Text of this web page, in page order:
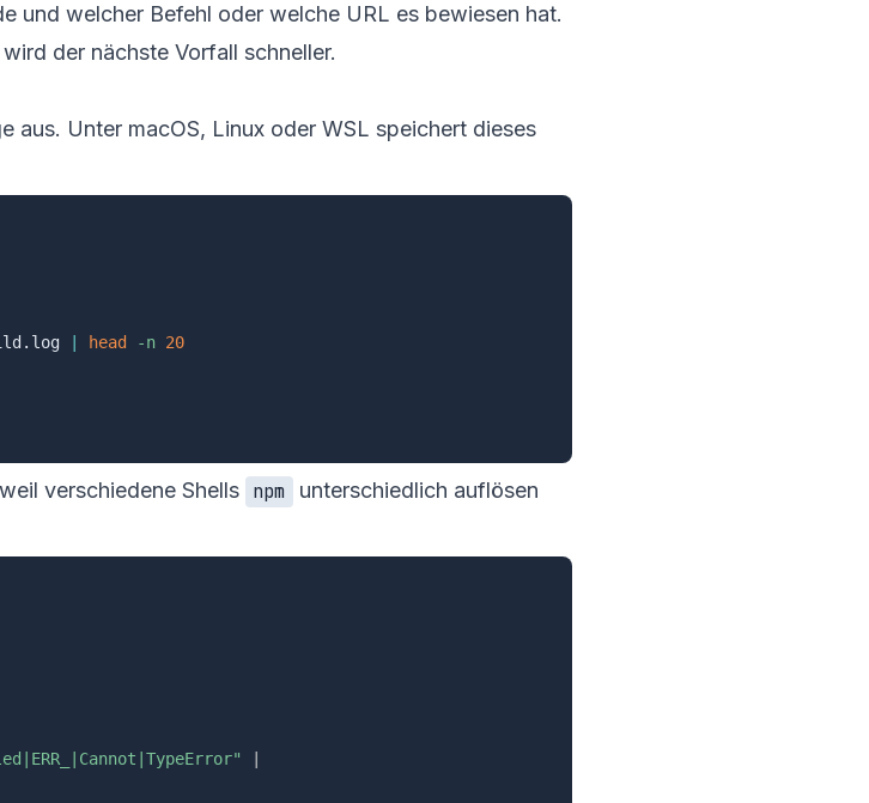
und welcher Befehl oder welche URL es bewiesen hat.
der nächste Vorfall schneller.
aus. Unter macOS, Linux oder WSL speichert dieses
head -n 20
verschiedene Shells npm
unterschiedlich auflösen